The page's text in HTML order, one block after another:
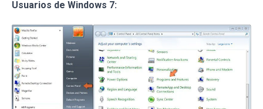
Usuarios de Windows 7: